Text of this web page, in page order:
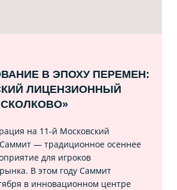
В ЭПОХУ ПЕРЕМЕН:
ЛИЦЕНЗИОННЫЙ
на 11‑й Московский
— традиционное осеннее
для игроков
В этом году Саммит
в инновационном центре